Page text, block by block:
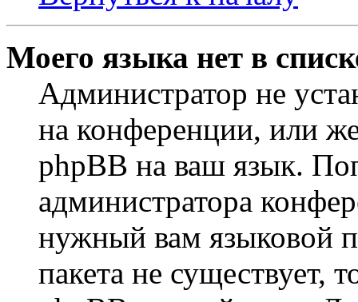
Моего языка нет в
Администратор не
на конференции, или
phpBB на ваш язык.
администратора
нужный вам языковой
пакета не существует,